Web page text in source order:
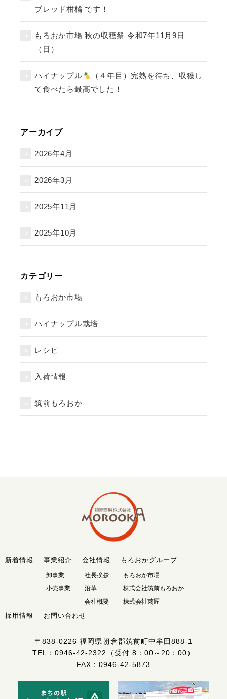
ブレッド柑橘 です！
もろおか市場 秋の収穫祭 令和7年11月9日
（日）
パイナップル
（４年目）完熟を待ち、収獲し
て食べたら最高でした！
アーカイブ
2026年4月
2026年3月
2025年11月
2025年10月
カテゴリー
もろおか市場
パイナップル栽培
レシピ
入荷情報
筑前もろおか
新着情報 事業紹介
卸事業
小売事業
会社情報
社長挨拶
沿革
会社概要
もろおかグループ
もろおか市場
株式会社筑前もろおか
株式会社菊匠
採用情報 お問い合わせ
〒838-0226福岡県朝倉郡筑前町中牟田888-1
TEL： 0946-42-2322
（受付 8：00～20：00）
FAX：0946-42-5873